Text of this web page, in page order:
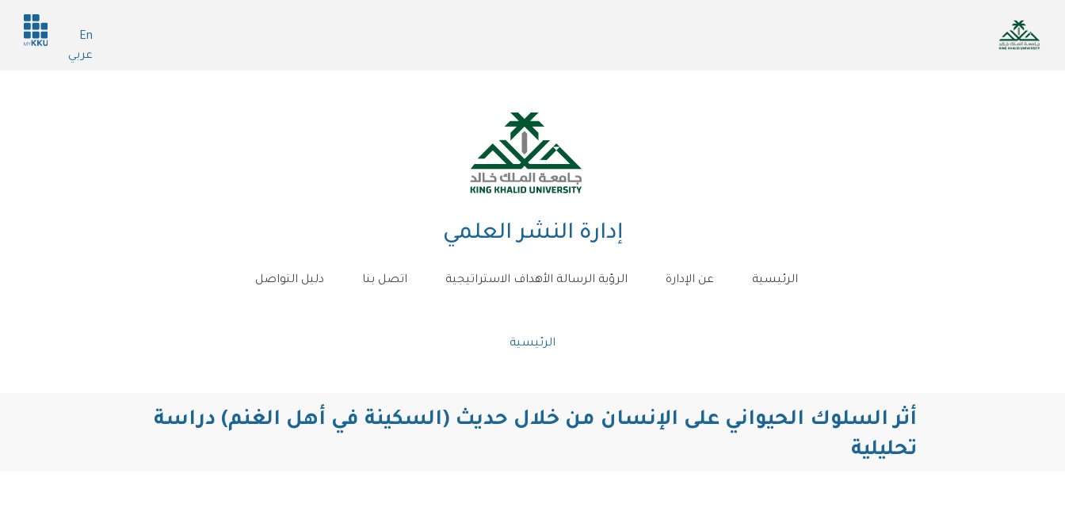
المحتوى
En
عربي
Header
services
إدارة النشر العلمي
الرئيسية عن الإدارة الرؤية الرسالة الأهداف الاستراتيجية اتصل بنا دليل التواصل
مسار
الرئيسية
أثر السلوك الحيواني على الإنسان من خلال حديث (السكينة في أهل الغنم) دراسة
تحليلية